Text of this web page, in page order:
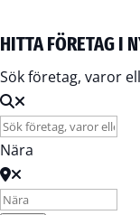
HITTA FÖRETAG I
Sök företag, varor
Nära